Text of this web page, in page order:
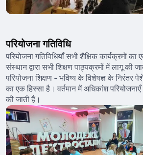
परियोजना गतिविधि
परियोजना गतिविधियाँ सभी शैक्षिक कार्यक्रमों का
संस्थान द्वारा सभी शिक्षण पाठ्यक्रमों में लागू की
परियोजना शिक्षण - भविष्य के विशेषज्ञ के निरंतर
का एक हिस्सा है। वर्तमान में अधिकांश
की जाती हैं।